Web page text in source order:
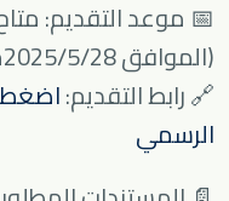
(الموافق 2025/5/28م)
🔗 رابط التقديم:اضغط
الرسمي